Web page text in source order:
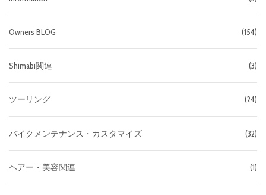
Owners BLOG (154)
Shimabi関連 (3)
ツーリング (24)
バイクメンテナンス・カスタマイズ (32)
ヘアー・美容関連 (1)